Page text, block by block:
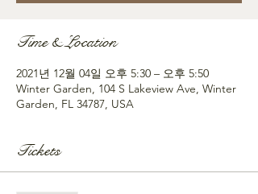
Time & Location
2021년 12월 04일 오후 5:30 – 오후 5:50
Winter Garden, 104 S Lakeview Ave, Winter
Garden, FL 34787, USA
Tickets